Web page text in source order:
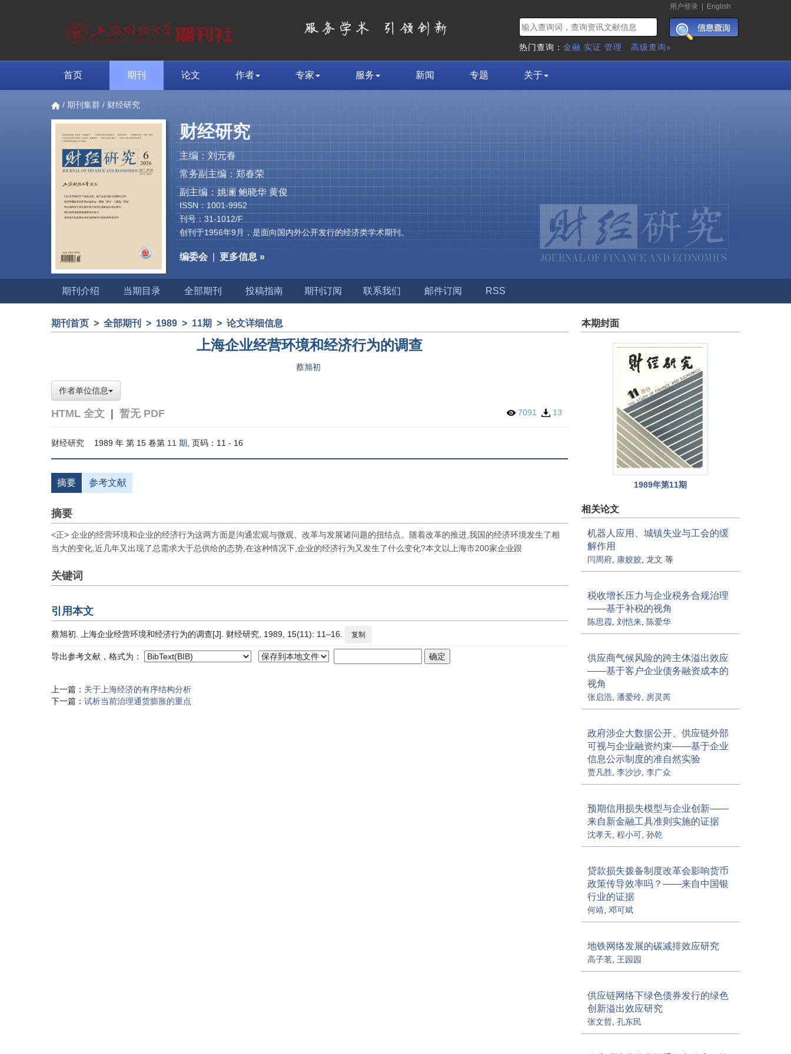
用户登录 English
热门查询： 金融 实证 管理 高级查询»
首页 期刊 论文 作者 专家 服务 新闻 专题 关于
/ 期刊集群 / 财经研究
财经研究
主编：刘元春
常务副主编：郑春荣
副主编：姚澜 鲍晓华 黄俊
ISSN：1001-9952
刊号：31-1012/F
创刊于1956年9月，是面向国内外公开发行的经济类学术期刊。
编委会 更多信息 »
期刊介绍 当期目录 全部期刊 投稿指南 期刊订阅 联系我们 邮件订阅 RSS
期刊首页 > 全部期刊 > 1989 > 11期 > 论文详细信息
上海企业经营环境和经济行为的调查
蔡旭初
作者单位信息
HTML 全文 暂无 PDF 7091 13
财经研究 1989 年 第 15 卷第 11 期 , 页码：11 - 16
摘要 参考文献
摘要
<正> 企业的经营环境和企业的经济行为这两方面是沟通宏观与微观、改革与发展诸问题的扭结点。随着改革的推进,我国的经济环境发生了相
当大的变化,近几年又出现了总需求大于总供给的态势,在这种情况下,企业的经济行为又发生了什么变化?本文以上海市200家企业跟
关键词
引用本文
蔡旭初. 上海企业经营环境和经济行为的调查[J]. 财经研究, 1989, 15(11): 11–16. 复制
导出参考文献，格式为：
上一篇： 关于上海经济的有序结构分析
下一篇： 试析当前治理通货膨胀的重点
本期封面
1989年第11期
相关论文
机器人应用、城镇失业与工会的缓
解作用
闫周府, 康姣姣, 龙文 等
税收增长压力与企业税务合规治理
——基于补税的视角
陈思霞, 刘恺来, 陈爱华
供应商气候风险的跨主体溢出效应
——基于客户企业债务融资成本的
视角
张启浩, 潘爱玲, 房灵芮
政府涉企大数据公开、供应链外部
可视与企业融资约束——基于企业
信息公示制度的准自然实验
贾凡胜, 李沙沙, 李广众
预期信用损失模型与企业创新——
来自新金融工具准则实施的证据
沈孝天, 程小可, 孙乾
贷款损失拨备制度改革会影响货币
政策传导效率吗？——来自中国银
行业的证据
何靖, 邓可斌
地铁网络发展的碳减排效应研究
高子茗, 王园园
供应链网络下绿色债券发行的绿色
创新溢出效应研究
张文哲, 孔东民